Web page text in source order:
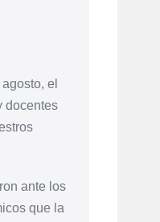
el
docentes
ante los
que la